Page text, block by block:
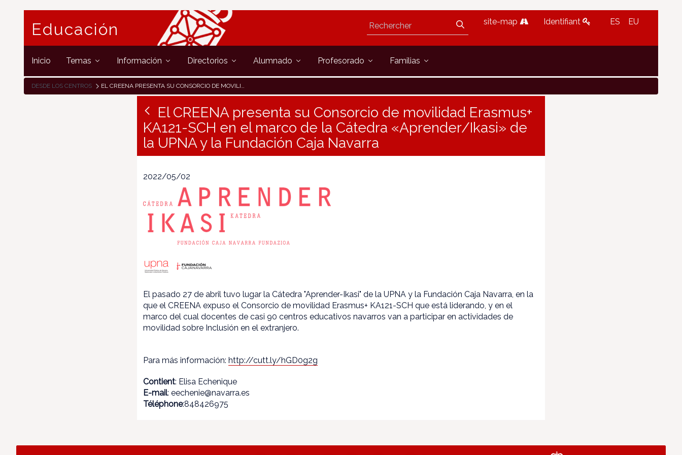
Educación site-map Identifiant ES EU
Inicio Temas Información Directorios Alumnado Profesorado Familias
DESDE LOS CENTROS EL CREENA PRESENTA SU CONSORCIO DE MOVILIDAD ERASMUS+ KA121-SCH EN EL MARCO DE LA CÁTEDRA «APRENDER/IKASI» DE LA UPNA Y LA FUNDACIÓN CAJA NAVARRA
El CREENA presenta su Consorcio de movilidad Erasmus+
KA121-SCH en el marco de la Cátedra «Aprender/Ikasi» de
la UPNA y la Fundación Caja Navarra
2022/05/02
El pasado 27 de abril tuvo lugar la Cátedra "Aprender-Ikasi" de la UPNA y la Fundación Caja Navarra, en la
que el CREENA expuso el Consorcio de movilidad Erasmus+ KA121-SCH que está liderando, y en el
marco del cual docentes de casi 90 centros educativos navarros van a participar en actividades de
movilidad sobre Inclusión en el extranjero.
Para más información:http://cutt.ly/hGD0g2g
Contient: Elisa Echenique
E-mail: eechenie@navarra.es
Téléphone:848426975